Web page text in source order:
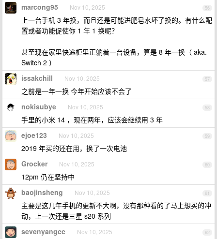
56
marcong95 Nov 10, 2025
上一台手机 3 年换，而且还是可能进肥皂水坏了换的。有什么配
置或者功能促使你 1 年 1 换呢？
甚至现在家里快递柜里正躺着一台设备，算是 8 年一换（ aka.
Switch 2 ）
57
issakchill Nov 10, 2025
之前是一年一换 今年开始应该不会了
58
nokisubye Nov 10, 2025
手里的小米 14 ，现在两年，应该会继续用 3 年
59
ejoe123 Nov 10, 2025
2019 年买的还在用，换了一次电池
60
Grocker Nov 10, 2025
12pm 仍在坚持中
61
baojinsheng Nov 10, 2025
主要是这几年手机的更新不大啊，没有那种看的了马上想买的冲
动，上一次还是三星 s20 系列
62
sevenyangcc Nov 10, 2025